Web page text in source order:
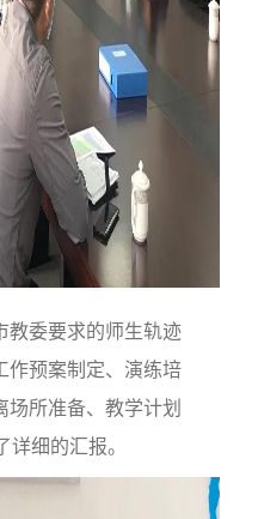
教委要求的师生轨迹
作预案制定、演练培
场所准备、教学计划
详细的汇报。